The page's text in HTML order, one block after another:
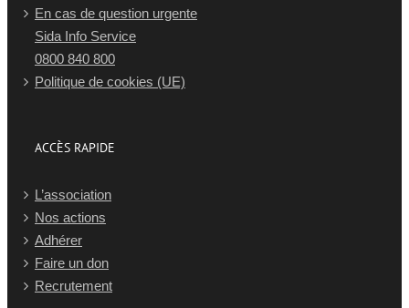
En cas de question urgente
Sida Info Service
0800 840 800
Politique de cookies (UE)
ACCÈS RAPIDE
L’association
Nos actions
Adhérer
Faire un don
Recrutement